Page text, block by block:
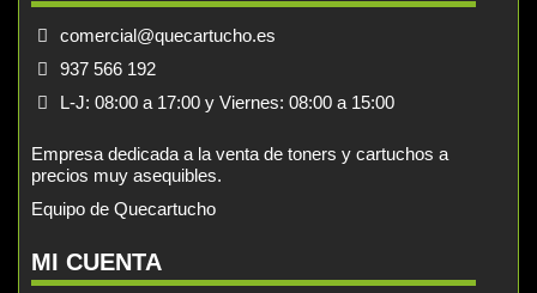
comercial@quecartucho.es
937 566 192
L-J: 08:00 a 17:00 y Viernes: 08:00 a 15:00
Empresa dedicada a la venta de toners y cartuchos a
precios muy asequibles.
Equipo de Quecartucho
MI CUENTA